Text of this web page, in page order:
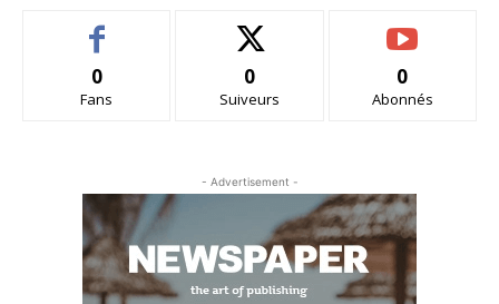
0
Fans
0
Suiveurs
0
Abonnés
- Advertisement -